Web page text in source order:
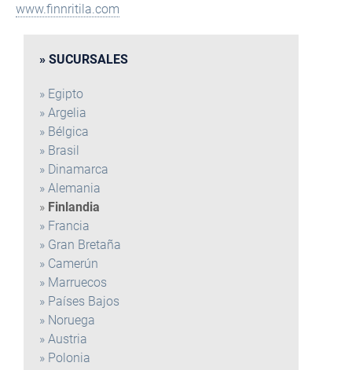
www.finnritila.com
SUCURSALES
Egipto
Argelia
Bélgica
Brasil
Dinamarca
Alemania
Finlandia
Francia
Gran Bretaña
Camerún
Marruecos
Países Bajos
Noruega
Austria
Polonia